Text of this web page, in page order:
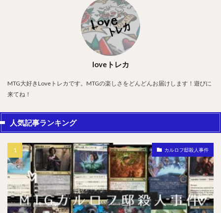
loveトレカ
MTG大好きLoveトレカです。MTGの楽しさをどんどんお届けします！遊びに
来てね！
人気記事ランキング
カルロフ邸殺人事件